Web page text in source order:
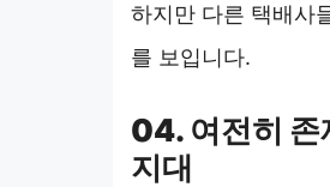
하지만 다른 택배사
를 보입니다.
04. 여전히 존
지대